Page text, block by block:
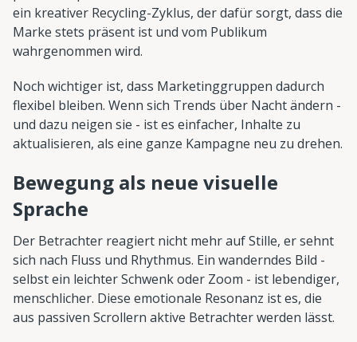
ein kreativer Recycling-Zyklus, der dafür sorgt, dass die
Marke stets präsent ist und vom Publikum
wahrgenommen wird.
Noch wichtiger ist, dass Marketinggruppen dadurch
flexibel bleiben. Wenn sich Trends über Nacht ändern -
und dazu neigen sie - ist es einfacher, Inhalte zu
aktualisieren, als eine ganze Kampagne neu zu drehen.
Bewegung als neue visuelle
Sprache
Der Betrachter reagiert nicht mehr auf Stille, er sehnt
sich nach Fluss und Rhythmus. Ein wanderndes Bild -
selbst ein leichter Schwenk oder Zoom - ist lebendiger,
menschlicher. Diese emotionale Resonanz ist es, die
aus passiven Scrollern aktive Betrachter werden lässt.